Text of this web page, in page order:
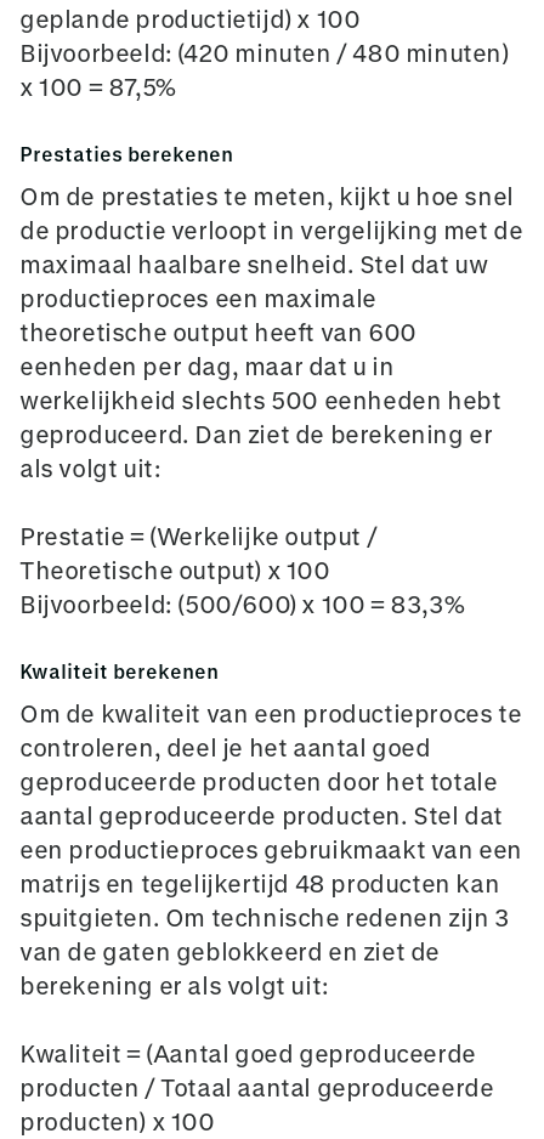
geplande productietijd) x 100
Bijvoorbeeld: (420 minuten / 480 minuten)
x 100 = 87,5%
Prestaties berekenen
Om de prestaties te meten, kijkt u hoe snel
de productie verloopt in vergelijking met de
maximaal haalbare snelheid. Stel dat uw
productieproces een maximale
theoretische output heeft van 600
eenheden per dag, maar dat u in
werkelijkheid slechts 500 eenheden hebt
geproduceerd. Dan ziet de berekening er
als volgt uit:
Prestatie = (Werkelijke output /
Theoretische output) x 100
Bijvoorbeeld: (500/600) x 100 = 83,3%
Kwaliteit berekenen
Om de kwaliteit van een productieproces te
controleren, deel je het aantal goed
geproduceerde producten door het totale
aantal geproduceerde producten. Stel dat
een productieproces gebruikmaakt van een
matrijs en tegelijkertijd 48 producten kan
spuitgieten. Om technische redenen zijn 3
van de gaten geblokkeerd en ziet de
berekening er als volgt uit:
Kwaliteit = (Aantal goed geproduceerde
producten / Totaal aantal geproduceerde
producten) x 100